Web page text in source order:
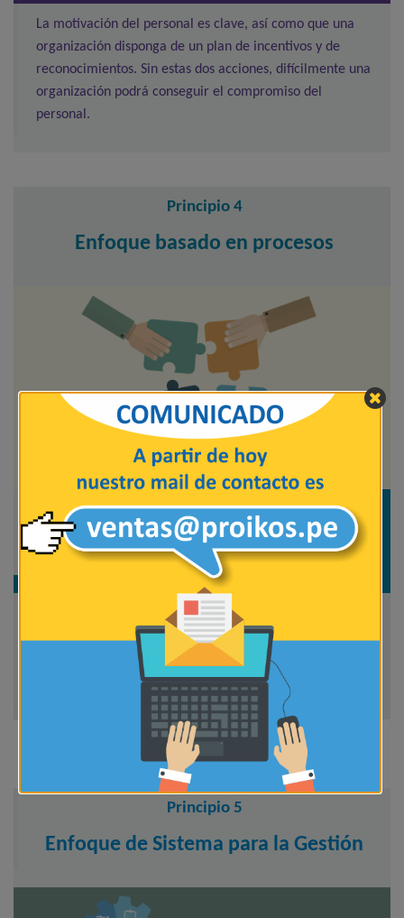
La motivación del personal es clave, así como que una
organización disponga de un plan de incentivos y de
reconocimientos. Sin estas dos acciones, difícilmente una
organización podrá conseguir el compromiso del
personal.
Principio 4
Enfoque basado en procesos
“Un resultado deseado se alcanza más eficientemente
cuando las actividades y los recursos relacionados se
gestionan como un proceso”.
El cambio reside en la concepción de “organización”. Ha
dejado de ser una organización por departamentos o
áreas funcionales para ser una organización por
procesos para poder crear valor a los clientes.
Principio 5
Enfoque de Sistema para la Gestión